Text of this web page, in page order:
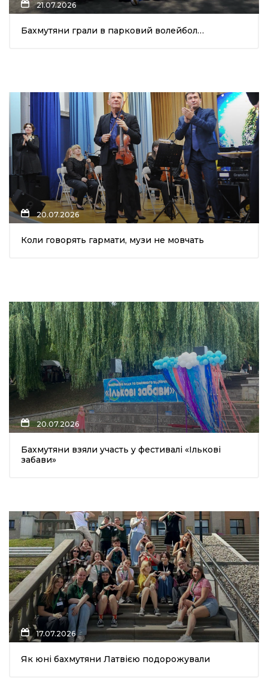
21.07.2026
Бахмутяни грали в парковий волейбол…
20.07.2026
Коли говорять гармати, музи не мовчать
20.07.2026
Бахмутяни взяли участь у фестивалі «Ількові
забави»
17.07.2026
Як юні бахмутяни Латвією подорожували